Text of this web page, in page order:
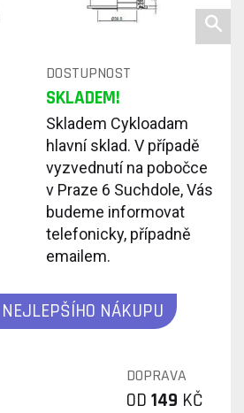
DOSTUPNOST
SKLADEM!
Skladem Cykloadam
hlavní sklad. V případě
vyzvednutí na pobočce
v Praze 6 Suchdole, Vás
budeme informovat
telefonicky, případně
emailem.
NEJLEPŠÍHO NÁKUPU
DOPRAVA
OD 149 KČ